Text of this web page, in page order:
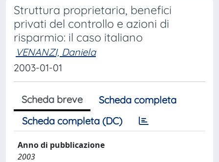
Struttura proprietaria, benefici
privati del controllo e azioni di
risparmio: il caso italiano
VENANZI, Daniela
2003-01-01
Scheda breve
Scheda completa
Scheda completa (DC)
Anno di pubblicazione
2003